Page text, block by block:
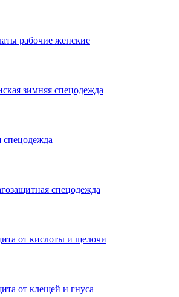
рабочие женские
зимняя спецодежда
спецодежда
спецодежда
от кислоты и щелочи
от клещей и гнуса